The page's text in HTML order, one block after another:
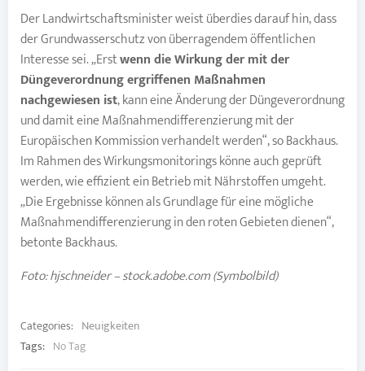
Der Landwirtschaftsminister weist überdies darauf hin, dass
der Grundwasserschutz von überragendem öffentlichen
Interesse sei. „Erstwenn die Wirkung der mit der
Düngeverordnung ergriffenen Maßnahmen
nachgewiesen ist, kann eine Änderung der Düngeverordnung
und damit eine Maßnahmendifferenzierung mit der
Europäischen Kommission verhandelt werden“, so Backhaus.
Im Rahmen des Wirkungsmonitorings könne auch geprüft
werden, wie effizient ein Betrieb mit Nährstoffen umgeht.
„Die Ergebnisse können als Grundlage für eine mögliche
Maßnahmendifferenzierung in den roten Gebieten dienen“,
betonte Backhaus.
Foto: hjschneider – stock.adobe.com (Symbolbild)
Categories: Neuigkeiten
Tags: No Tag